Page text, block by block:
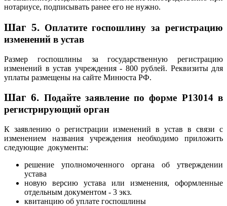
нотариусе, подписывать ранее его не нужно.
Шаг 5. Оплатите госпошлину за регистрацию
изменений в устав
Размер госпошлины за государственную регистрацию
изменений в устав учреждения - 800 рублей. Реквизиты для
уплаты размещены на сайте Минюста РФ.
Шаг 6. Подайте заявление по форме Р13014 в
регистрирующий орган
К заявлению о регистрации изменений в устав в связи с
изменением названия учреждения необходимо приложить
следующие документы:
решение уполномоченного органа об утверждении
устава
новую версию устава или изменения, оформленные
отдельным документом - 3 экз.
квитанцию об уплате госпошлины